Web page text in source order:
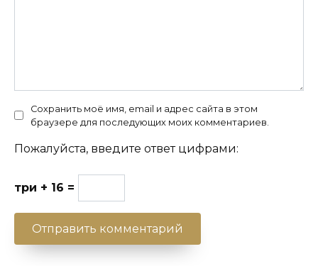
Сохранить моё имя, email и адрес сайта в этом
браузере для последующих моих комментариев.
Пожалуйста, введите ответ цифрами:
три + 16 =